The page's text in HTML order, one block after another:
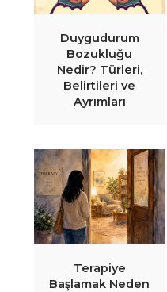
Duygudurum
Bozukluğu
Nedir? Türleri,
Belirtileri ve
Ayrımları
Terapiye
Başlamak Neden